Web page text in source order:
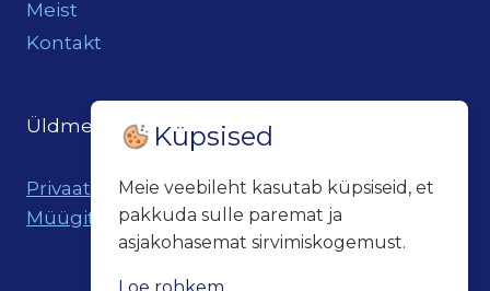
Meist
Kontakt
Üldmeil: loits@loitsukeller.ee
Privaatsuspoliitika
Müügitingimused
Küpsised
Meie veebileht kasutab küpsiseid, et
pakkuda sulle paremat ja
asjakohasemat sirvimiskogemust.